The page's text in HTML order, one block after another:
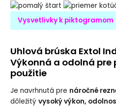
Vysvetlivky k piktogramom
Uhlová brúska Extol
Výkonná a odolná pre
použitie
Je navrhnutá pre náročné
dôležitývysoký výkon,